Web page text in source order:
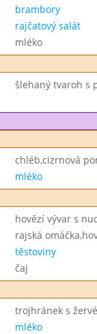
brambory
rajčatový salát
mléko
šlehaný tvaroh s
chléb,cizrnová
mléko
hovězí vývar s
rajská
těstoviny
čaj
trojhránek s
mléko